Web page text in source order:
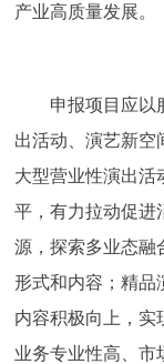
产业高质量发展。
申报项目应以服
出活动、演艺新空
大型营业性演出活
平，有力拉动促进
源，探索多业态融
形式和内容；精品
内容积极向上，实
业务专业性高、市